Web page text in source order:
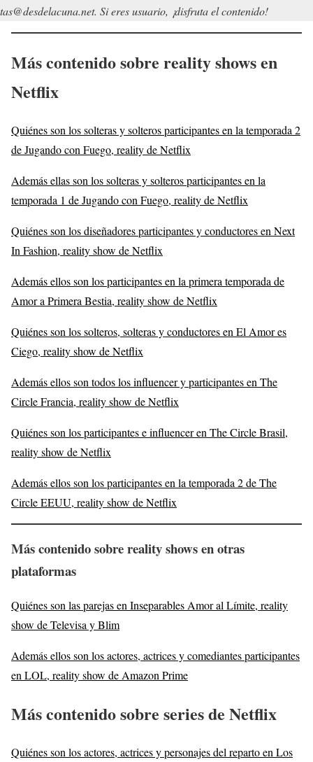
Si eres usuario, ¡disfruta el contenido!
Más contenido sobre reality shows en
Netflix
Quiénes son los solteras y solteros participantes en la temporada 2
de Jugando con Fuego, reality de Netflix
Además ellas son los solteras y solteros participantes en la
temporada 1 de Jugando con Fuego, reality de Netflix
Quiénes son los diseñadores participantes y conductores en Next
In Fashion, reality show de Netflix
Además ellos son los participantes en la primera temporada de
Amor a Primera Bestia, reality show de Netflix
Quiénes son los solteros, solteras y conductores en El Amor es
Ciego, reality show de Netflix
Además ellos son todos los influencer y participantes en The
Circle Francia, reality show de Netflix
Quiénes son los participantes e influencer en The Circle Brasil,
reality show de Netflix
Además ellos son los participantes en la temporada 2 de The
Circle EEUU, reality show de Netflix
Más contenido sobre reality shows en otras
plataformas
Quiénes son las parejas en Inseparables Amor al Límite, reality
show de Televisa y Blim
Además ellos son los actores, actrices y comediantes participantes
en LOL, reality show de Amazon Prime
Más contenido sobre series de Netflix
Quiénes son los actores, actrices y personajes del reparto en Los